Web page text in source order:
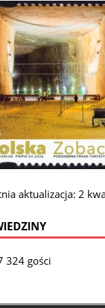
aktualizacja: 2
324 gości